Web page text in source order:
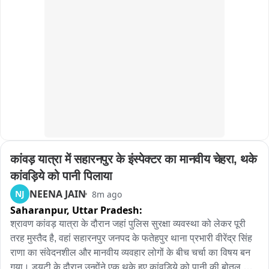
कांवड़ यात्रा में सहारनपुर के इंस्पेक्टर का मानवीय चेहरा, थके
कांवड़िये को पानी पिलाया
NJ NEENA JAIN 8m ago
Saharanpur, Uttar Pradesh:
श्रावण कांवड़ यात्रा के दौरान जहां पुलिस सुरक्षा व्यवस्था को लेकर पूरी
तरह मुस्तैद है, वहां सहारनपुर जनपद के फतेहपुर थाना प्रभारी वीरेंद्र सिंह
राणा का संवेदनशील और मानवीय व्यवहार लोगों के बीच चर्चा का विषय बन
गया। ड्यूटी के दौरान उन्होंने एक थके हुए कांवड़िये को पानी की बोतल